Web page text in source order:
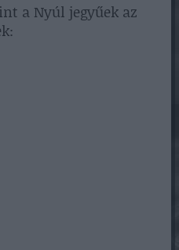
a Nyúl jegyűek az